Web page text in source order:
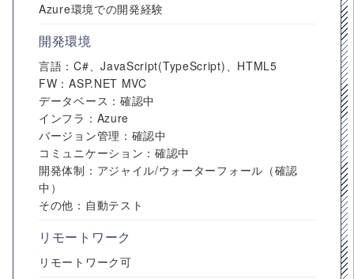
Azure環境での開発経験
開発環境
言語：C#、JavaScript(TypeScript)、HTML5
FW：ASP.NET MVC
データベース：確認中
インフラ：Azure
バージョン管理：確認中
コミュニケーション：確認中
開発体制：アジャイル/ウォーターフォール（確認
中）
その他：自動テスト
リモートワーク
リモートワーク可